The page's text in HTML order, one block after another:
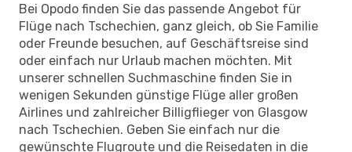
Bei Opodo finden Sie das passende Angebot für
Flüge nach Tschechien, ganz gleich, ob Sie Familie
oder Freunde besuchen, auf Geschäftsreise sind
oder einfach nur Urlaub machen möchten. Mit
unserer schnellen Suchmaschine finden Sie in
wenigen Sekunden günstige Flüge aller großen
Airlines und zahlreicher Billigflieger von Glasgow
nach Tschechien. Geben Sie einfach nur die
gewünschte Flugroute und die Reisedaten in die